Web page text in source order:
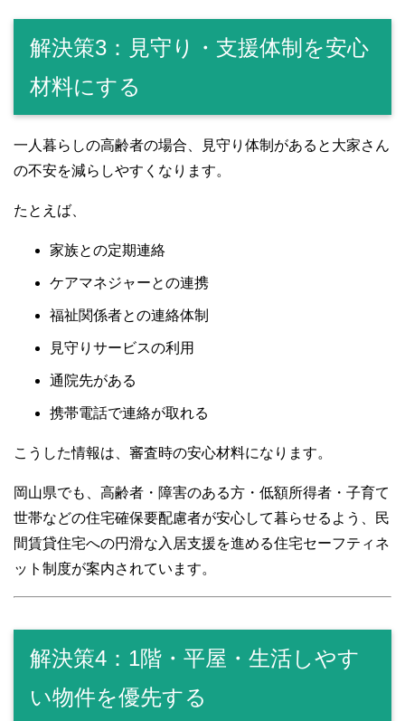
解決策3：見守り・支援体制を安心
材料にする
一人暮らしの高齢者の場合、見守り体制があると大家さん
の不安を減らしやすくなります。
たとえば、
家族との定期連絡
ケアマネジャーとの連携
福祉関係者との連絡体制
見守りサービスの利用
通院先がある
携帯電話で連絡が取れる
こうした情報は、審査時の安心材料になります。
岡山県でも、高齢者・障害のある方・低額所得者・子育て
世帯などの住宅確保要配慮者が安心して暮らせるよう、民
間賃貸住宅への円滑な入居支援を進める住宅セーフティネ
ット制度が案内されています。
解決策4：1階・平屋・生活しやす
い物件を優先する